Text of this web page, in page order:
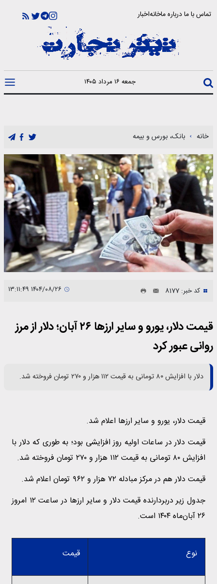
تماس با مادرباره ماخانهاخبار
جمعه ۱۶ مرداد ۱۴۰۵
خانه بانک، بورس و بیمه
کد خبر: 8177
قیمت دلار، یورو و سایر ارزها ۲۶ آبان؛ دلار از مرز
روانی عبور کرد
دلار با افزایش ۸۰ تومانی به قیمت ۱۱۲ هزار و ۲۷۰ تومان فروخته شد.
قیمت دلار، یورو و سایر ارزها اعلام شد.
قیمت دلار در ساعات اولیه روز افزایشی بود؛ به طوری که دلار با
افزایش ۸۰ تومانی به قیمت ۱۱۲ هزار و ۲۷۰ تومان فروخته شد.
قیمت دلار هم در مرکز مبادله ۷۲ هزار و ۹۶۲ تومان اعلام شد.
جدول زیر دربردارنده قیمت دلار و سایر ارزها در ساعت ۱۲ امروز
۲۶ آبان‌ماه ۱۴۰۴ است.
نوع قیمت